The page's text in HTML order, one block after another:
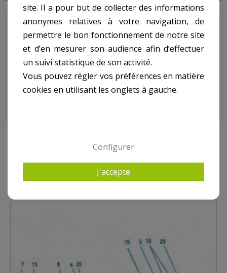
JET VAG - Nage à Contre courant - Pièce à sceller -
Butée de régulateur .
9 AUTRES PRODUITS DANS JET VAG - PIÈCE À SCELLER
site. Il a pour but de collecter des informations
anonymes relatives à votre navigation, de
permettre le bon fonctionnement de notre site
et d’en mesurer son audience afin d’effectuer
un suivi statistique de son activité.
Vous pouvez régler vos préférences en matière
cookies en utilisant les onglets à gauche.
Configurer
J'accepte